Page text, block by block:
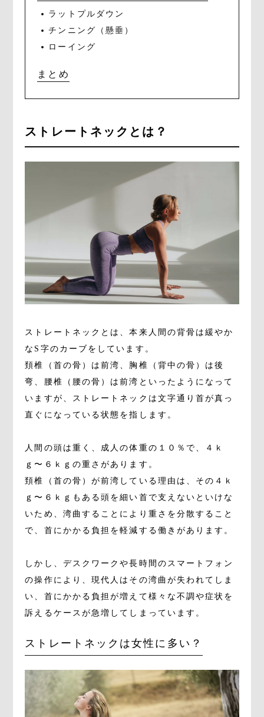
ラットプルダウン
チンニング（懸垂）
ローイング
まとめ
ストレートネックとは？
ストレートネックとは、本来人間の背骨は緩やか
なS字のカーブをしています。
頚椎（首の骨）は前湾、胸椎（背中の骨）は後
弯、腰椎（腰の骨）は前湾といったようになって
いますが、ストレートネックは文字通り首が真っ
直ぐになっている状態を指します。
人間の頭は重く、成人の体重の１０％で、４ｋ
ｇ〜６ｋｇの重さがあります。
頚椎（首の骨）が前湾している理由は、その４ｋ
ｇ〜６ｋｇもある頭を細い首で支えないといけな
いため、湾曲することにより重さを分散すること
で、首にかかる負担を軽減する働きがあります。
しかし、デスクワークや長時間のスマートフォン
の操作により、現代人はその湾曲が失われてしま
い、首にかかる負担が増えて様々な不調や症状を
訴えるケースが急増してしまっています。
ストレートネックは女性に多い？